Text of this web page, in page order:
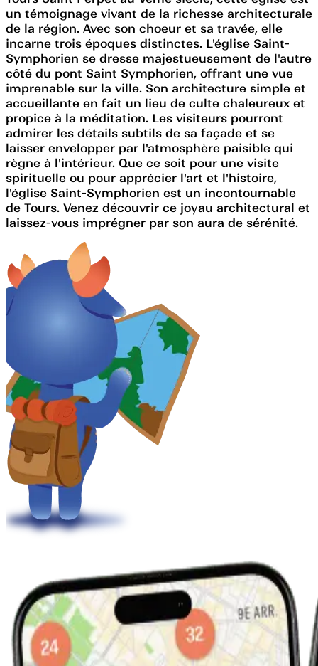
un témoignage vivant de la richesse architecturale
de la région. Avec son choeur et sa travée, elle
incarne trois époques distinctes. L'église Saint-
Symphorien se dresse majestueusement de l'autre
côté du pont Saint Symphorien, offrant une vue
imprenable sur la ville. Son architecture simple et
accueillante en fait un lieu de culte chaleureux et
propice à la méditation. Les visiteurs pourront
admirer les détails subtils de sa façade et se
laisser envelopper par l'atmosphère paisible qui
règne à l'intérieur. Que ce soit pour une visite
spirituelle ou pour apprécier l'art et l'histoire,
l'église Saint-Symphorien est un incontournable
de Tours. Venez découvrir ce joyau architectural et
laissez-vous imprégner par son aura de sérénité.